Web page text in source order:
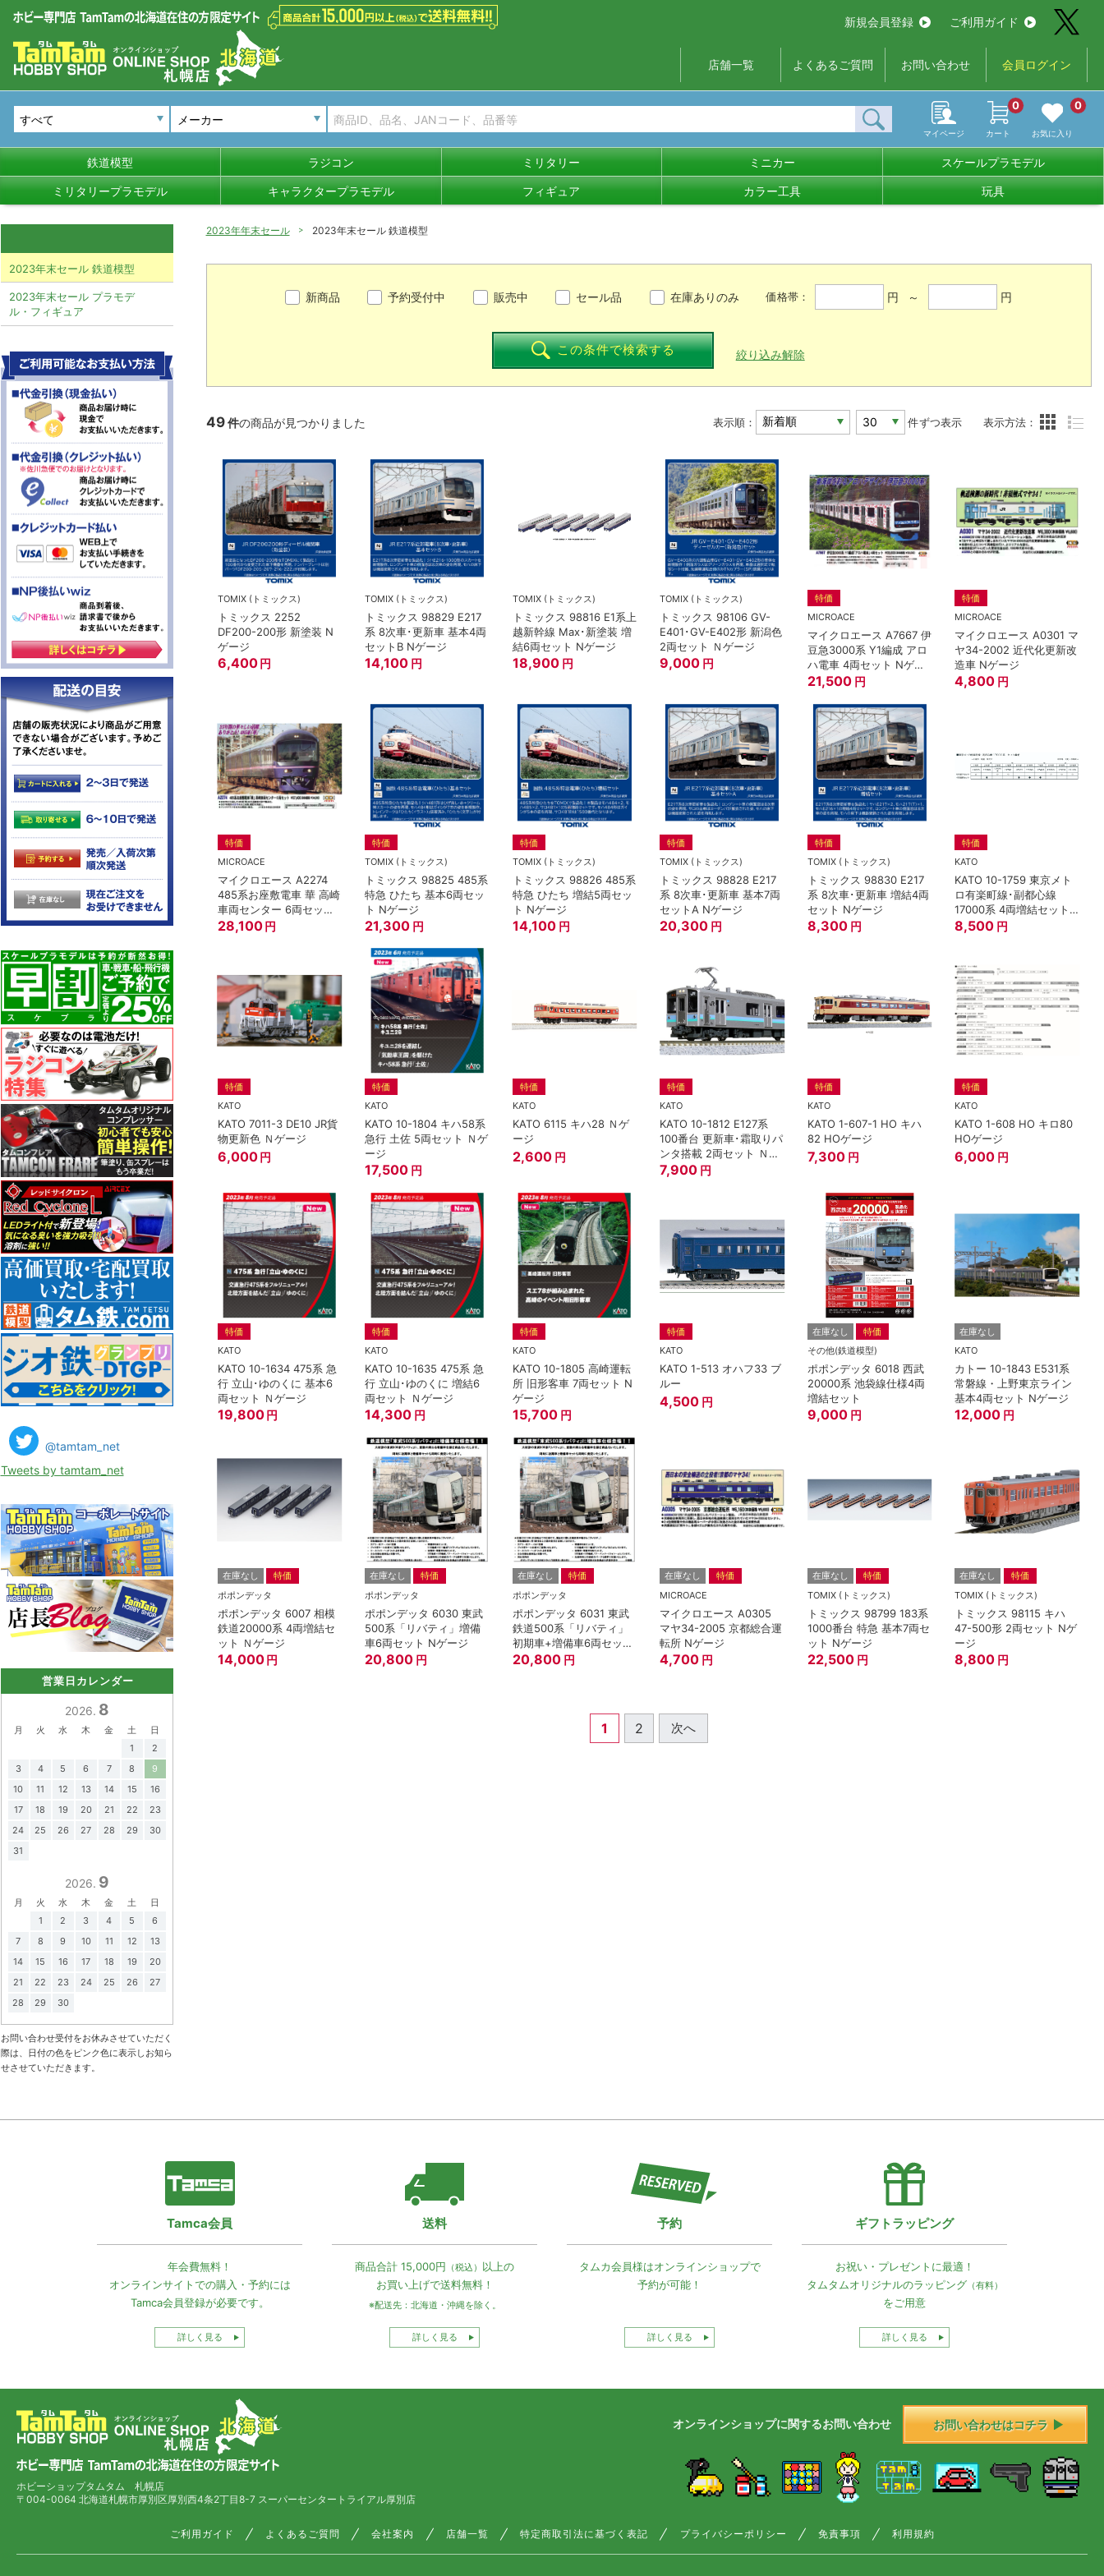
新規会員登録 ご利用ガイド
店舗一覧 よくあるご質問 お問い合わせ 会員ログイン
メーカー
マイページ カート
0
お気に入り
0
鉄道模型 ラジコン ミリタリー ミニカー スケールプラモデル
ミリタリープラモデル キャラクタープラモデル フィギュア カラー工具 玩具
2023年年末セール 2023年末セール 鉄道模型
新商品 予約受付中 販売中 セール品 在庫ありのみ 価格帯： 円 ～ 円
この条件で検索する 絞り込み解除
49件の商品が見つかりました 表示順： 件ずつ表示 表示方法：
TOMIX (トミックス)
トミックス 2252
DF200-200形 新塗装 N
ゲージ
6,400 円
TOMIX (トミックス)
トミックス 98829 E217
系 8次車･更新車 基本4両
セットB Nゲージ
14,100 円
TOMIX (トミックス)
トミックス 98816 E1系上
越新幹線 Max･新塗装 増
結6両セット Nゲージ
18,900 円
TOMIX (トミックス)
トミックス 98106 GV-
E401･GV-E402形 新潟色
2両セット Ｎゲージ
9,000 円
特価
MICROACE
マイクロエース A7667 伊
豆急3000系 Y1編成 アロ
ハ電車 4両セット Nゲー
ジ
21,500 円
特価
MICROACE
マイクロエース A0301 マ
ヤ34-2002 近代化更新改
造車 Nゲージ
4,800 円
特価
MICROACE
マイクロエース A2274
485系お座敷電車 華 高崎
車両センター 6両セット
Nゲージ
28,100 円
特価
TOMIX (トミックス)
トミックス 98825 485系
特急 ひたち 基本6両セッ
ト Nゲージ
21,300 円
特価
TOMIX (トミックス)
トミックス 98826 485系
特急 ひたち 増結5両セッ
ト Nゲージ
14,100 円
特価
TOMIX (トミックス)
トミックス 98828 E217
系 8次車･更新車 基本7両
セットA Nゲージ
20,300 円
特価
TOMIX (トミックス)
トミックス 98830 E217
系 8次車･更新車 増結4両
セット Nゲージ
8,300 円
特価
KATO
KATO 10-1759 東京メト
ロ有楽町線･副都心線
17000系 4両増結セット
Ｎゲージ
8,500 円
特価
KATO
KATO 7011-3 DE10 JR貨
物更新色 Ｎゲージ
6,000 円
特価
KATO
KATO 10-1804 キハ58系
急行 土佐 5両セット Ｎゲ
ージ
17,500 円
特価
KATO
KATO 6115 キハ28 Ｎゲ
ージ
2,600 円
特価
KATO
KATO 10-1812 E127系
100番台 更新車･霜取りパ
ンタ搭載 2両セット Ｎゲ
ージ
7,900 円
特価
KATO
KATO 1-607-1 HO キハ
82 HOゲージ
7,300 円
特価
KATO
KATO 1-608 HO キロ80
HOゲージ
6,000 円
特価
KATO
KATO 10-1634 475系 急
行 立山･ゆのくに 基本6
両セット Ｎゲージ
19,800 円
特価
KATO
KATO 10-1635 475系 急
行 立山･ゆのくに 増結6
両セット Ｎゲージ
14,300 円
特価
KATO
KATO 10-1805 高崎運転
所 旧形客車 7両セット N
ゲージ
15,700 円
特価
KATO
KATO 1-513 オハフ33 ブ
ルー
4,500 円
在庫なし
特価
その他(鉄道模型)
ポポンデッタ 6018 西武
20000系 池袋線仕様4両
増結セット
9,000 円
在庫なし
KATO
カトー 10-1843 E531系
常磐線・上野東京ライン
基本4両セット Nゲージ
12,000 円
在庫なし
特価
ポポンデッタ
ポポンデッタ 6007 相模
鉄道20000系 4両増結セ
ット Ｎゲージ
14,000 円
在庫なし
特価
ポポンデッタ
ポポンデッタ 6030 東武
500系「リバティ」増備
車6両セット Nゲージ
20,800 円
在庫なし
特価
ポポンデッタ
ポポンデッタ 6031 東武
鉄道500系「リバティ」
初期車+増備車6両セット
Nゲージ
20,800 円
在庫なし
特価
MICROACE
マイクロエース A0305
マヤ34-2005 京都総合運
転所 Nゲージ
4,700 円
在庫なし
特価
TOMIX (トミックス)
トミックス 98799 183系
1000番台 特急 基本7両セ
ット Nゲージ
22,500 円
在庫なし
特価
TOMIX (トミックス)
トミックス 98115 キハ
47-500形 2両セット Nゲ
ージ
8,800 円
1 2 次へ
2023年末セール 鉄道模型
2023年末セール プラモデ
ル・フィギュア
@tamtam_net
Tweets by tamtam_net
営業日カレンダー
2026. 8
月 火 水 木 金 土
日
1
2
3
4 5 6 7 8
9
10
11 12 13 14 15
16
17
18 19 20 21 22
23
24
25 26 27 28 29
30
31
2026. 9
月 火 水 木 金 土
日
1
2 3 4 5
6
7
8 9 10 11 12
13
14
15 16 17 18 19
20
21
22 23 24 25 26
27
28
29 30
お問い合わせ受付をお休みさせていただく
際は、日付の色をピンク色に表示しお知ら
せさせていただきます。
Tamca会員
年会費無料！
オンラインサイトでの購入・予約には
Tamca会員登録が必要です。
詳しく見る
送料
商品合計 15,000円 （税込） 以上の
お買い上げで送料無料！
※配送先：北海道・沖縄を除く。
詳しく見る
予約
タムカ会員様はオンラインショップで
予約が可能！
詳しく見る
ギフトラッピング
お祝い・プレゼントに最適！
タムタムオリジナルのラッピング（有料）
をご用意
詳しく見る
ホビーショップタムタム 札幌店
〒004-0064 北海道札幌市厚別区厚別西4条2丁目8-7 スーパーセンタートライアル厚別店
オンラインショップに関するお問い合わせ お問い合わせはコチラ
ご利用ガイド よくあるご質問 会社案内 店舗一覧 特定商取引法に基づく表記 プライバシーポリシー 免責事項 利用規約